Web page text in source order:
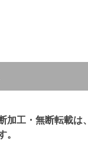
加工・無断転載は、
。